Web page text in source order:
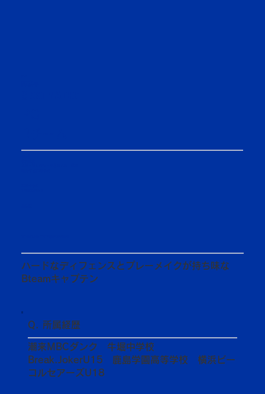
ハードなディフェンスとプレーメイクが持ち味な
Bteamキャプテン
Q. 所属経歴
潮来MBCダンク 牛堀中学校
Break.JokerU15 鹿島学園高等学校 横浜ビー
コルセアーズU18